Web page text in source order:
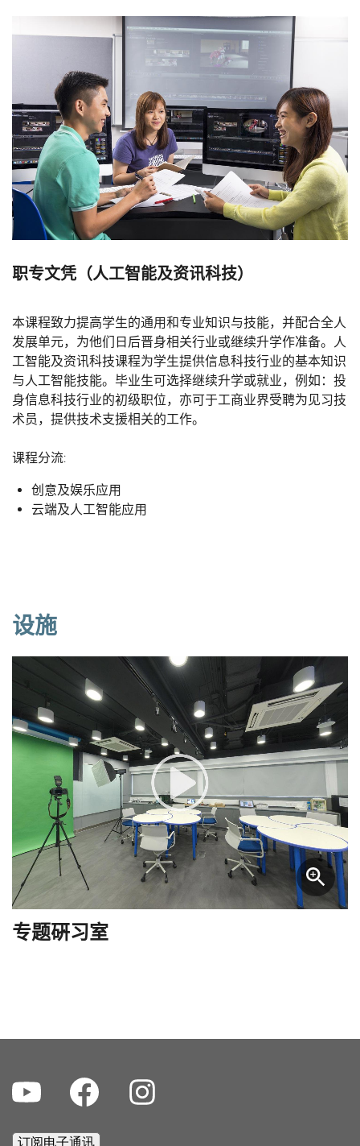
职专文凭（人工智能及资讯科技）
本课程致力提高学生的通用和专业知识与技能，并配合全人
发展单元，为他们日后晋身相关行业或继续升学作准备。人
工智能及资讯科技课程为学生提供信息科技行业的基本知识
与人工智能技能。毕业生可选择继续升学或就业，例如：投
身信息科技行业的初级职位，亦可于工商业界受聘为见习技
术员，提供技术支援相关的工作。
课程分流:
创意及娱乐应用
云端及人工智能应用
设施
专题硏习室
Youtube Facebook